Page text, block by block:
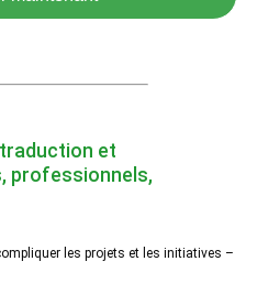
traduction et
professionnels,
les projets et les initiatives –